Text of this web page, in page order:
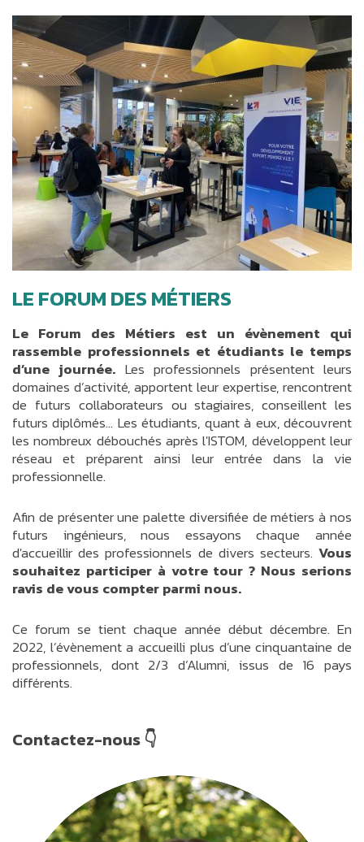
LE FORUM DES MÉTIERS
Le Forum des Métiers est un évènement qui
rassemble professionnels et étudiants le temps
d’une journée. Les professionnels présentent leurs
domaines d’activité, apportent leur expertise, rencontrent
de futurs collaborateurs ou stagiaires, conseillent les
futurs diplômés… Les étudiants, quant à eux, découvrent
les nombreux débouchés après l'ISTOM, développent leur
réseau et préparent ainsi leur entrée dans la vie
professionnelle.
Afin de présenter une palette diversifiée de métiers à nos
futurs ingénieurs, nous essayons chaque année
d'accueillir des professionnels de divers secteurs. Vous
souhaitez participer à votre tour ? Nous serions
ravis de vous compter parmi nous.
Ce forum se tient chaque année début décembre. En
2022, l’évènement a accueilli plus d’une cinquantaine de
professionnels, dont 2/3 d’Alumni, issus de 16 pays
différents.
Contactez-nous 👇